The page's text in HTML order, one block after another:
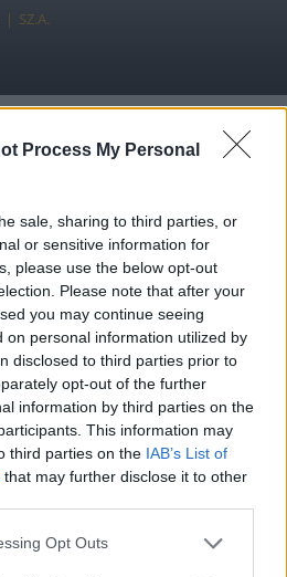
Process My Personal
sale, sharing to third parties, or
or sensitive information for
please use the below opt-out
Please note that after your
you may continue seeing
on personal information utilized by
disclosed to third parties prior to
opt-out of the further
information by third parties on the
This information may
third parties on the IAB’s List of
that may further disclose it to other
app uses one or more Google
Opt Outs
SZ.A.
egy óriási piacon
emellett olcsóbban kapja
kitörése óta
exportál
a jüan szerepe is
között az orosz
miatt.
okozta gazdasági